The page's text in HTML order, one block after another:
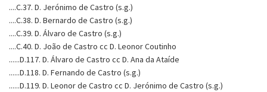
....C.37. D. Jerónimo de Castro (s.g.)
....C.38. D. Bernardo de Castro (s.g.)
....C.39. D. Álvaro de Castro (s.g.)
....C.40. D. João de Castro cc D. Leonor Coutinho
......D.117. D. Álvaro de Castro cc D. Ana da Ataíde
......D.118. D. Fernando de Castro (s.g.)
......D.119. D. Leonor de Castro cc D. Jerónimo de Castro (s.g.)